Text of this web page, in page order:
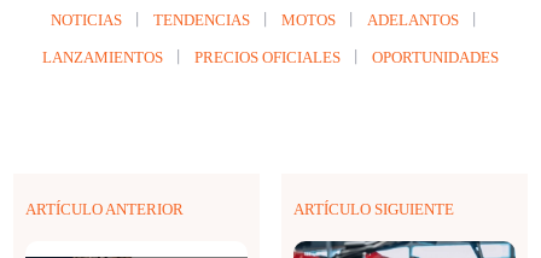
NOTICIAS TENDENCIAS MOTOS ADELANTOS
LANZAMIENTOS PRECIOS OFICIALES OPORTUNIDADES
ARTÍCULO ANTERIOR ARTÍCULO SIGUIENTE